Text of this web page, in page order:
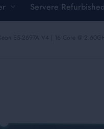
Servere Refurbished